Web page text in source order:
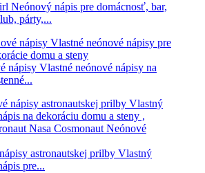
Neónový nápis pre domácnosť, bar,
párty,...
nápisy Vlastné neónové nápisy na
astronautskej prilby Vlastný
pre...